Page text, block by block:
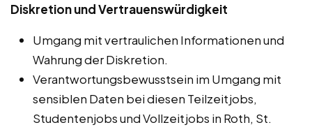
Diskretion und Vertrauenswürdigkeit
Umgang mit vertraulichen Informationen und
Wahrung der Diskretion.
Verantwortungsbewusstsein im Umgang mit
sensiblen Daten bei diesen Teilzeitjobs,
Studentenjobs und Vollzeitjobs in Roth, St.